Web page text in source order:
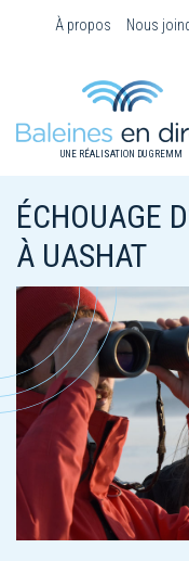
À propos Nous
UNE RÉALISATION DU GREMM
ÉCHOUAGE
À UASHAT